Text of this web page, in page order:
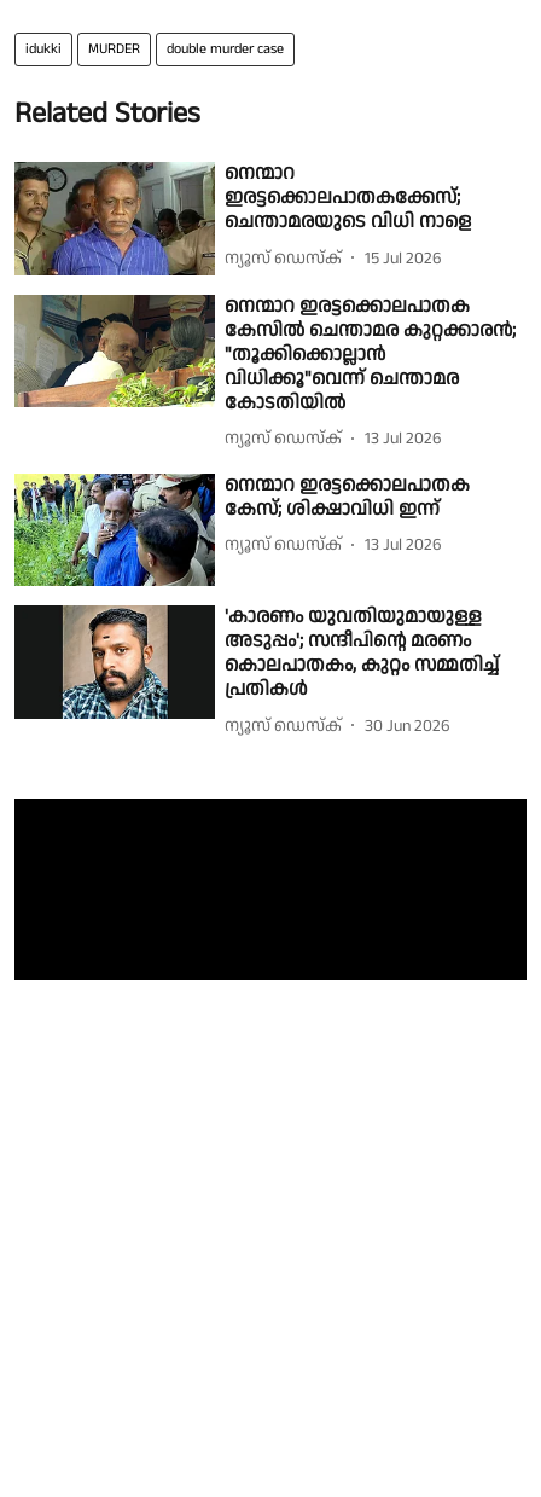
idukki MURDER double murder case
Related Stories
നെന്മാറ
ഇരട്ടക്കൊലപാതകക്കേസ്;
ചെന്താമരയുടെ വിധി നാളെ
ന്യൂസ് ഡെസ്ക് 15 Jul 2026
നെന്മാറ ഇരട്ടക്കൊലപാതക
കേസിൽ ചെന്താമര കുറ്റക്കാരൻ;
"തൂക്കിക്കൊല്ലാൻ
വിധിക്കൂ"വെന്ന് ചെന്താമര
കോടതിയിൽ
ന്യൂസ് ഡെസ്ക് 13 Jul 2026
നെന്മാറ ഇരട്ടക്കൊലപാതക
കേസ്; ശിക്ഷാവിധി ഇന്ന്
ന്യൂസ് ഡെസ്ക് 13 Jul 2026
'കാരണം യുവതിയുമായുള്ള
അടുപ്പം'; സന്ദീപിൻ്റെ മരണം
കൊലപാതകം, കുറ്റം സമ്മതിച്ച്
പ്രതികൾ
ന്യൂസ് ഡെസ്ക് 30 Jun 2026